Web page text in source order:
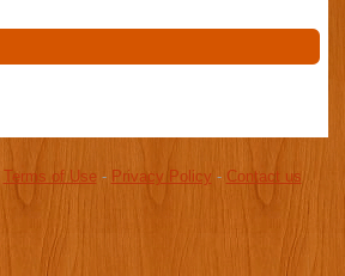
Terms of Use- Privacy Policy - Contact us